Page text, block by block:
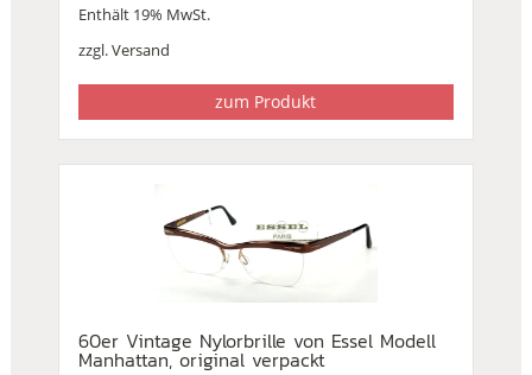
Enthält 19% MwSt.
zzgl.Versand
zum Produkt
60er Vintage Nylorbrille von Essel Modell
Manhattan, original verpackt